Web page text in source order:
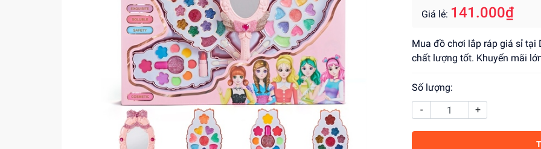
Giá lẻ: 141.000₫
Mua đồ chơi lắp ráp giá sỉ tại
chất lượng tốt. Khuyến mãi
Số lượng:
-
+